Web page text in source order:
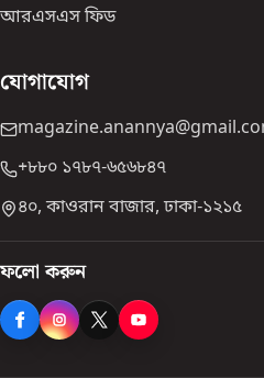
আরএসএস ফিড
যোগাযোগ
+৮৮০ ১৭৮৭-৬৫৬৮৪৭
৪০, কাওরান বাজার, ঢাকা-১২১৫
ফলো করুন